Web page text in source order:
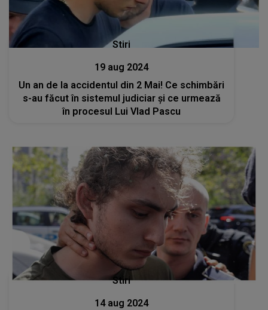
Stiri
19 aug 2024
Un an de la accidentul din 2 Mai! Ce schimbări
s-au făcut în sistemul judiciar și ce urmează
în procesul Lui Vlad Pascu
Stiri
14 aug 2024